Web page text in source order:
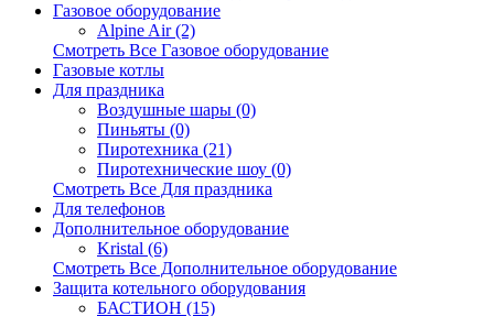
Газовое оборудование
Alpine Air (2)
Смотреть Все Газовое оборудование
Газовые котлы
Для праздника
Воздушные шары (0)
Пиньяты (0)
Пиротехника (21)
Пиротехнические шоу (0)
Смотреть Все Для праздника
Для телефонов
Дополнительное оборудование
Kristal (6)
Смотреть Все Дополнительное оборудование
Защита котельного оборудования
БАСТИОН (15)